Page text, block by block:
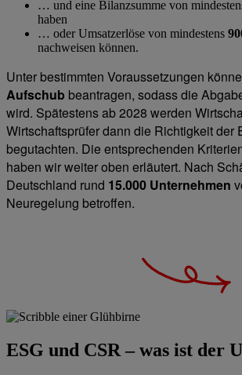
… und eine Bilanzsumme von
haben
… oder Umsatzerlöse von mindestens
nachweisen können.
Unter bestimmten Voraussetzungen
Aufschub beantragen, sodass die
wird. Spätestens ab 2028 werden
Wirtschaftsprüfer dann die Richtigkeit der
begutachten. Die entsprechenden
haben wir weiter oben erläutert. Nach
Deutschland rund 15.000 Unternehmen
Neuregelung betroffen.
ESG und CSR – was ist der